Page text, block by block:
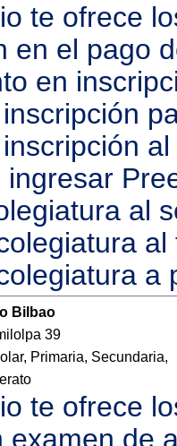
te ofrece
en el pago
en
ingresar
al
a
Bilbao
39
Primaria, Secundaria,
te ofrece
examen de